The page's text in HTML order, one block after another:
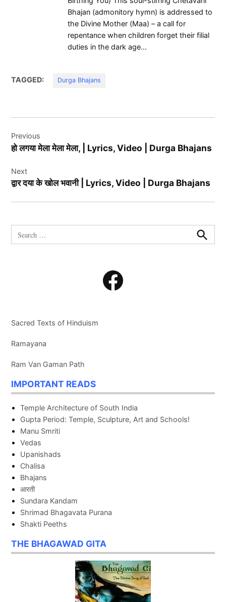
Bhajan (admonitory hymn) is addressed to
the Divine Mother (Maa) – a call for
repentance when children forget their filial
duties in the dark age…
TAGGED: Durga Bhajans
navigation
Previous
हो लगया मेला मेला मेला, | Lyrics, Video | Durga Bhajans
Next
द्वार दया के खोल भवानी | Lyrics, Video | Durga Bhajans
Search
for:
Search
Facebook
Sacred Texts of Hinduism
Ramayana
Ram Van Gaman Path
IMPORTANT READS
Temple Architecture of South India
Gupta Period: Temple, Sculpture, Art and Schools!
Manu Smriti
Vedas
Upanishads
Chalisa
Bhajans
आरती
Sundara Kandam
Shrimad Bhagavata Purana
Shakti Peeths
THE BHAGAWAD GITA